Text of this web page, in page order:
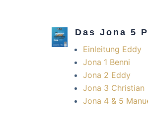
Das Jona 5
Einleitung Eddy
Jona 1 Benni
Jona 2 Eddy
Jona 3 Christian
Jona 4 & 5